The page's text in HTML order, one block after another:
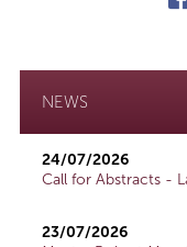
NEWS
24/07/2026
Call for Abstracts -
23/07/2026